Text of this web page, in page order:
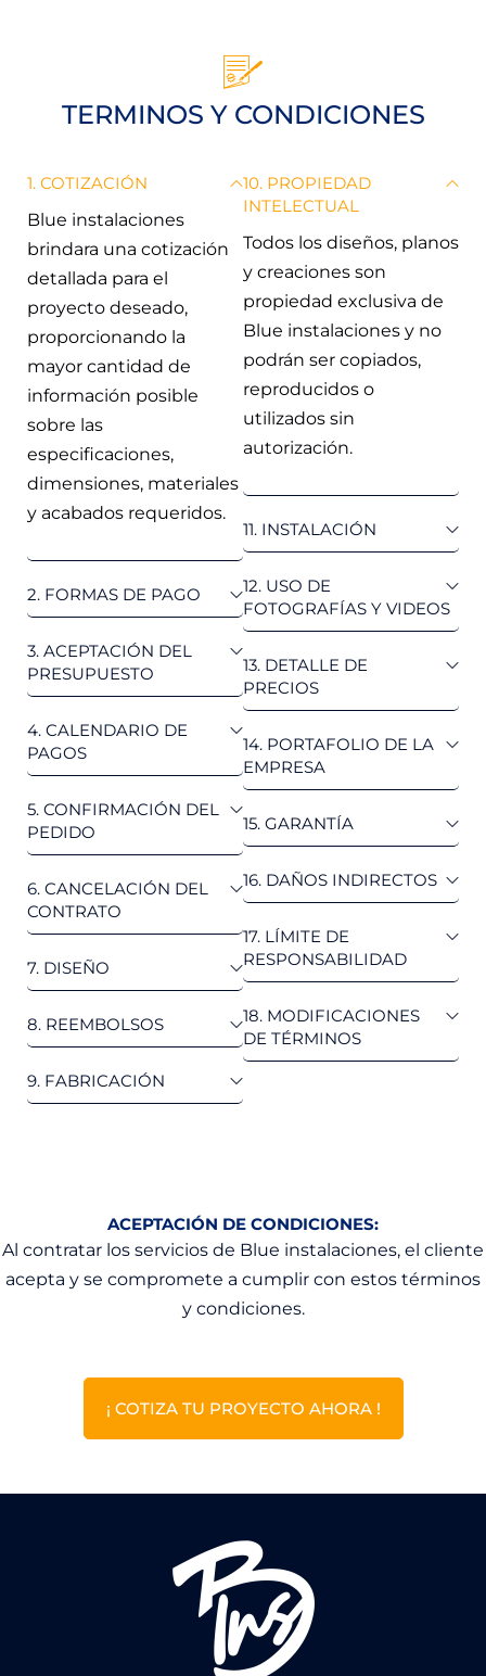
TERMINOS Y CONDICIONES
1. COTIZACIÓN
Blue instalaciones
brindara una cotización
detallada para el
proyecto deseado,
proporcionando la
mayor cantidad de
información posible
sobre las
especificaciones,
dimensiones, materiales
y acabados requeridos.
2. FORMAS DE PAGO
3. ACEPTACIÓN DEL
PRESUPUESTO
4. CALENDARIO DE
PAGOS
5. CONFIRMACIÓN DEL
PEDIDO
6. CANCELACIÓN DEL
CONTRATO
7. DISEÑO
8. REEMBOLSOS
9. FABRICACIÓN
10. PROPIEDAD
INTELECTUAL
Todos los diseños, planos
y creaciones son
propiedad exclusiva de
Blue instalaciones y no
podrán ser copiados,
reproducidos o
utilizados sin
autorización.
11. INSTALACIÓN
12. USO DE
FOTOGRAFÍAS Y VIDEOS
13. DETALLE DE
PRECIOS
14. PORTAFOLIO DE LA
EMPRESA
15. GARANTÍA
16. DAÑOS INDIRECTOS
17. LÍMITE DE
RESPONSABILIDAD
18. MODIFICACIONES
DE TÉRMINOS
ACEPTACIÓN DE CONDICIONES:
Al contratar los servicios de Blue instalaciones, el cliente
acepta y se compromete a cumplir con estos términos
y condiciones.
¡ COTIZA TU PROYECTO AHORA !